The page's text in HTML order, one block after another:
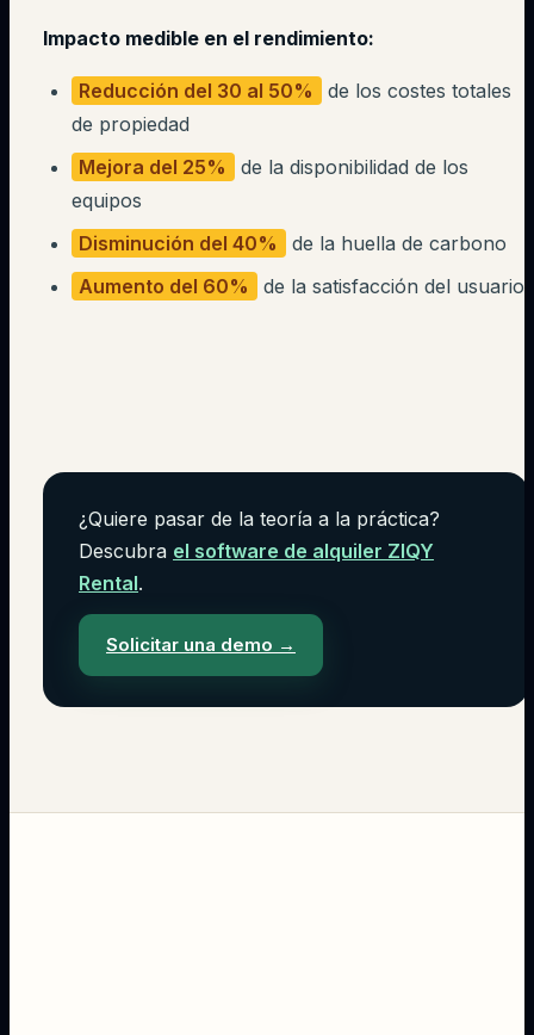
Impacto medible en el rendimiento:
Reducción del 30 al 50%
de los costes totales
de propiedad
Mejora del 25%
de la disponibilidad de los
equipos
Disminución del 40%
de la huella de carbono
Aumento del 60%
de la satisfacción del usuario
¿Quiere pasar de la teoría a la práctica?
Descubra el software de alquiler ZIQY
Rental.
Solicitar una demo →